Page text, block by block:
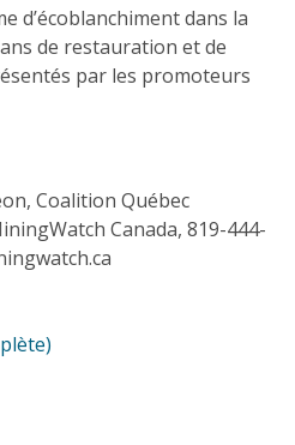
d’écoblanchiment dans la
de restauration et de
par les promoteurs
Coalition Québec
Canada, 819-444-